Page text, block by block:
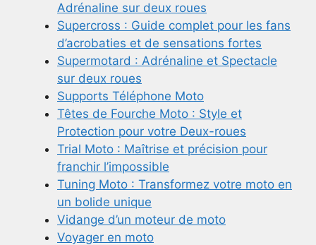
Adrénaline sur deux roues
Supercross : Guide complet pour les fans
d’acrobaties et de sensations fortes
Supermotard : Adrénaline et Spectacle
sur deux roues
Supports Téléphone Moto
Têtes de Fourche Moto : Style et
Protection pour votre Deux-roues
Trial Moto : Maîtrise et précision pour
franchir l’impossible
Tuning Moto : Transformez votre moto en
un bolide unique
Vidange d’un moteur de moto
Voyager en moto